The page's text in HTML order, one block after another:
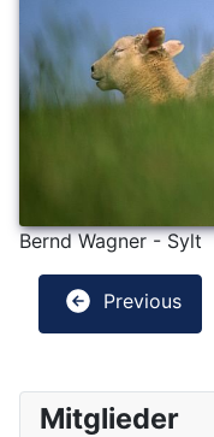
Mitglieder
Bernd Wagner - Sylt
Previous